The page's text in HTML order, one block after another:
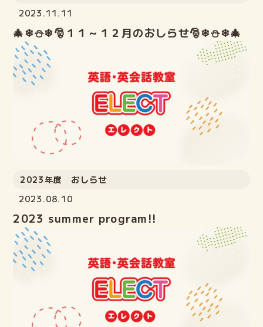
2023.11.11
🎄❄⛄❄🎅１１～１２月のおしらせ🎅❄⛄❄🎄
2023年度 おしらせ
2023.08.10
2023 summer program!!